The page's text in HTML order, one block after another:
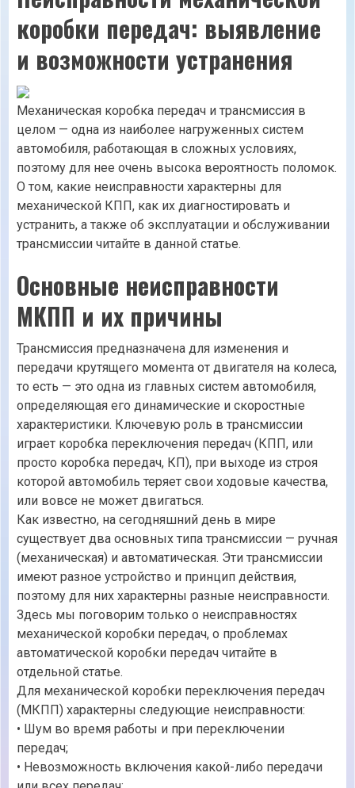
коробки передач: выявление
и возможности устранения
Механическая коробка передач и трансмиссия в
целом — одна из наиболее нагруженных систем
автомобиля, работающая в сложных условиях,
поэтому для нее очень высока вероятность поломок.
О том, какие неисправности характерны для
механической КПП, как их диагностировать и
устранить, а также об эксплуатации и обслуживании
трансмиссии читайте в данной статье.
Основные неисправности
МКПП и их причины
Трансмиссия предназначена для изменения и
передачи крутящего момента от двигателя на колеса,
то есть — это одна из главных систем автомобиля,
определяющая его динамические и скоростные
характеристики. Ключевую роль в трансмиссии
играет коробка переключения передач (КПП, или
просто коробка передач, КП), при выходе из строя
которой автомобиль теряет свои ходовые качества,
или вовсе не может двигаться.
Как известно, на сегодняшний день в мире
существует два основных типа трансмиссии — ручная
(механическая) и автоматическая. Эти трансмиссии
имеют разное устройство и принцип действия,
поэтому для них характерны разные неисправности.
Здесь мы поговорим только о неисправностях
механической коробки передач, о проблемах
автоматической коробки передач читайте в
отдельной статье.
Для механической коробки переключения передач
(МКПП) характерны следующие неисправности:
• Шум во время работы и при переключении
передач;
• Невозможность включения какой-либо передачи